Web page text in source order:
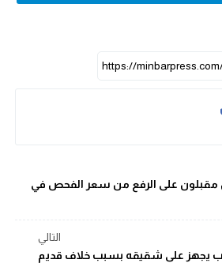
مقبلون على الرفع من سعر الفحص في
التالي
يجهز على شقيقه بسبب خلاف قديم